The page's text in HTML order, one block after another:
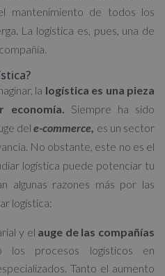
mantenimiento de todos los
La logística es, pues, una de
la logística es una pieza
economía.
Siempre ha sido
dele-commerce, es un sector
No obstante, este no es el
logística puede potenciar tu
algunas razones más por las
logística:
y el auge de las compañías
los procesos logísticos en
Tanto el aumento